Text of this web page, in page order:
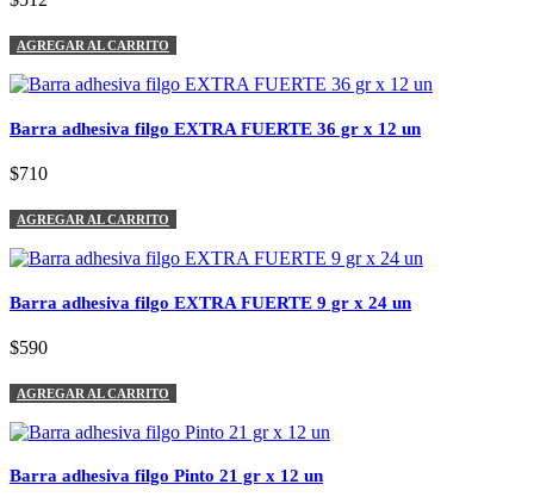
AGREGAR AL CARRITO
Barra adhesiva filgo EXTRA FUERTE 36 gr x 12 un
$710
AGREGAR AL CARRITO
Barra adhesiva filgo EXTRA FUERTE 9 gr x 24 un
$590
AGREGAR AL CARRITO
Barra adhesiva filgo Pinto 21 gr x 12 un